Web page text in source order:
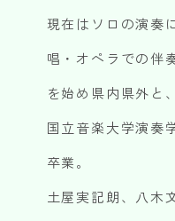
現在はソロの演奏
唱・オペラでの伴
を始め県内県外と
国立音楽大学演奏
卒業。
土屋実記朗、八木